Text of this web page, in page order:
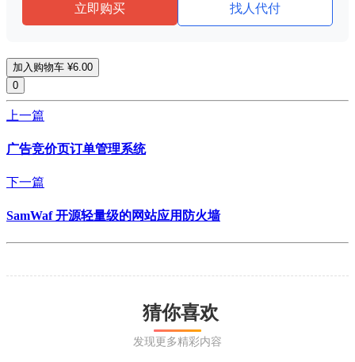
立即购买 找人代付
加入购物车 ¥6.00
0
上一篇
广告竞价页订单管理系统
下一篇
SamWaf 开源轻量级的网站应用防火墙
猜你喜欢
发现更多精彩内容